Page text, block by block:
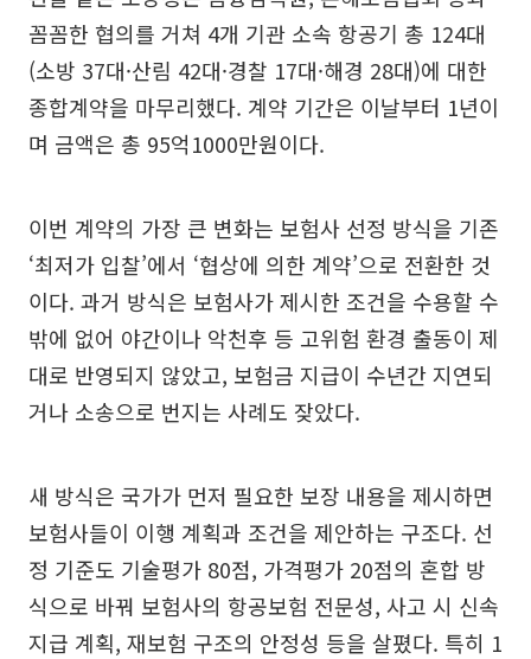
꼼꼼한 협의를 거쳐 4개 기관 소속 항공기 총 124대
(소방 37대·산림 42대·경찰 17대·해경 28대)에 대한
종합계약을 마무리했다. 계약 기간은 이날부터 1년이
며 금액은 총 95억1000만원이다.
이번 계약의 가장 큰 변화는 보험사 선정 방식을 기존
‘최저가 입찰’에서 ‘협상에 의한 계약’으로 전환한 것
이다. 과거 방식은 보험사가 제시한 조건을 수용할 수
밖에 없어 야간이나 악천후 등 고위험 환경 출동이 제
대로 반영되지 않았고, 보험금 지급이 수년간 지연되
거나 소송으로 번지는 사례도 잦았다.
새 방식은 국가가 먼저 필요한 보장 내용을 제시하면
보험사들이 이행 계획과 조건을 제안하는 구조다. 선
정 기준도 기술평가 80점, 가격평가 20점의 혼합 방
식으로 바꿔 보험사의 항공보험 전문성, 사고 시 신속
지급 계획, 재보험 구조의 안정성 등을 살폈다. 특히 1